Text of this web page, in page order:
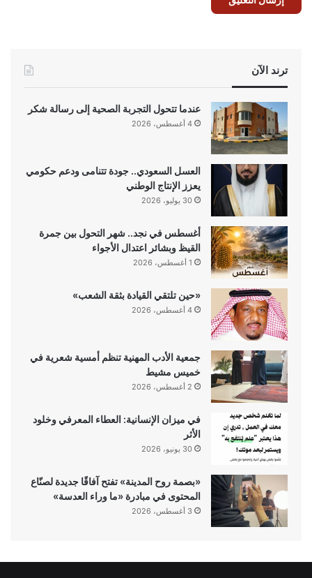
ترند الآن
عندما تتحول التجربة الصحية إلى رسالة شكر
4 أغسطس، 2026
العسل السعودي.. جودة تتنامى ودعم حكومي
يعزز الإنتاج الوطني
30 يوليو، 2026
أغسطس في نجد.. شهر التحول بين جمرة
القيظ وبشائر اعتدال الأجواء
1 أغسطس، 2026
«حين تلتقي القيادة بثقة الشعب»
4 أغسطس، 2026
جمعية الأدب المهنية تنظم أمسية شعرية في
خميس مشيط
2 أغسطس، 2026
في ميزان الإنسانية: العطاء المعرفي وخلود
الأثر
30 يونيو، 2026
«بصمة روح المدينة» تفتح آفاقًا جديدة لصنّاع
المحتوى في مبادرة «ما وراء العدسة»
3 أغسطس، 2026